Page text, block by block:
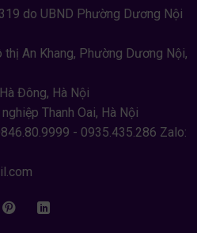
do UBND Phường Dương Nội
An Khang, Phường Dương Nội,
Đông, Hà Nội
Thanh Oai, Hà Nội
- 0935.435.286 Zalo: